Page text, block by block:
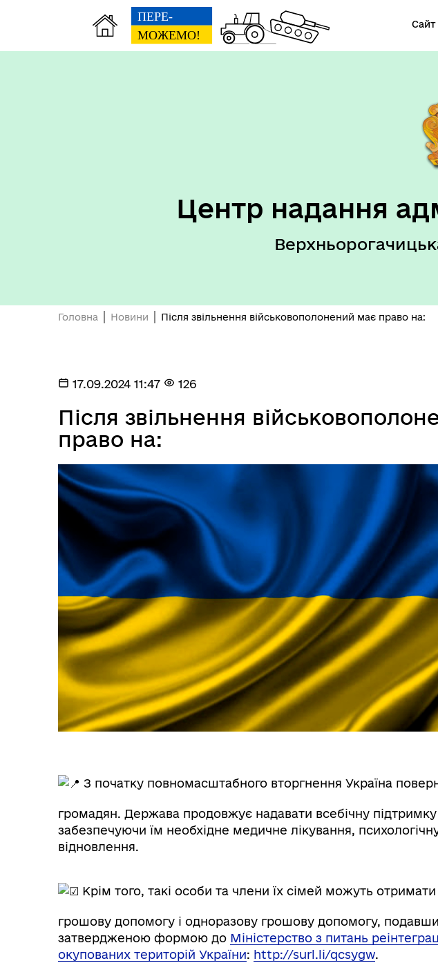
Центр надання
Головна Новини Після звільнення військовополонений має право на:
17.09.2024 11:47 126
Після звільнення
право на:
З початку повномасштабного вторгнення Україна
громадян. Держава продовжує надавати всебічну
забезпечуючи їм необхідне медичне лікування,
відновлення.
Крім того, такі особи та члени їх сімей можуть
грошову допомогу і одноразову грошову допомогу,
затвердженою формою до Міністерство з питань
окупованих територій України: http://surl.li/qcsygw.